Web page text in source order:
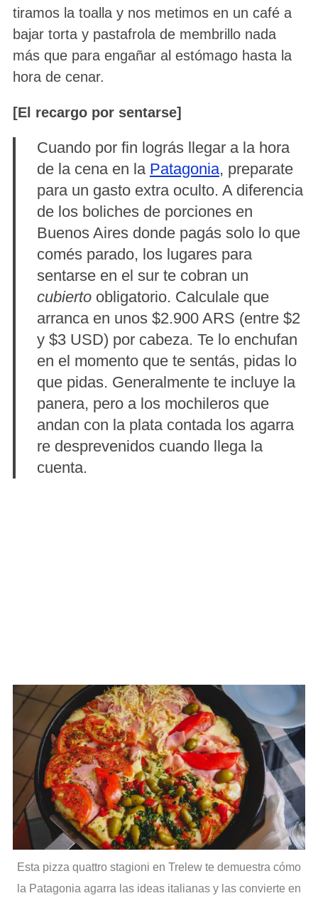
tiramos la toalla y nos metimos en un café a
bajar torta y pastafrola de membrillo nada
más que para engañar al estómago hasta la
hora de cenar.
[El recargo por sentarse]
Cuando por fin lográs llegar a la hora
de la cena en la Patagonia, preparate
para un gasto extra oculto. A diferencia
de los boliches de porciones en
Buenos Aires donde pagás solo lo que
comés parado, los lugares para
sentarse en el sur te cobran un
cubiertoobligatorio. Calculale que
arranca en unos $2.900 ARS (entre $2
y $3 USD) por cabeza. Te lo enchufan
en el momento que te sentás, pidas lo
que pidas. Generalmente te incluye la
panera, pero a los mochileros que
andan con la plata contada los agarra
re desprevenidos cuando llega la
cuenta.
Esta pizza quattro stagioni en Trelew te demuestra cómo
la Patagonia agarra las ideas italianas y las convierte en